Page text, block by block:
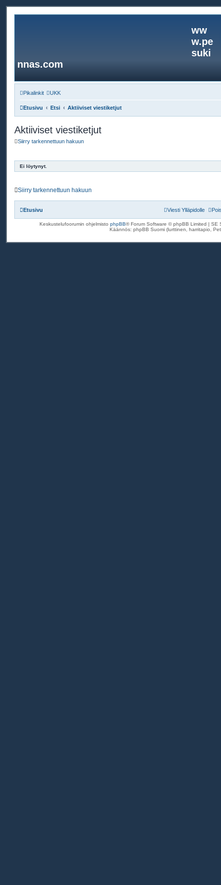
ww
w.pe
suki
nnas.com
Pikalinkit UKK
Etusivu Etsi Aktiiviset viestiketjut
Aktiiviset viestiketjut
Siirry tarkennettuun hakuun
Ei löytynyt.
Siirry tarkennettuun hakuun
Etusivu Viesti Ylläpidolle
Keskustelufoorumin ohjelmisto phpBB® Forum Software © phpBB Limited | SE
Käännös: phpBB Suomi (lurttinen, harritapio,